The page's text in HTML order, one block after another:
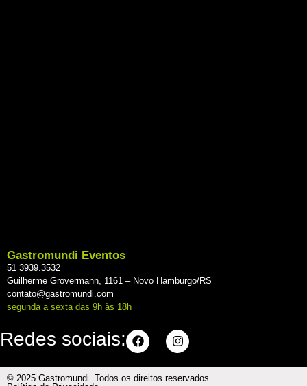
Gastromundi Eventos
51 3939.3532
Guilherme Grovermann, 1161 – Novo Hamburgo/RS
contato@gastromundi.com
segunda a sexta das 9h às 18h
Redes sociais:
© 2025 Gastromundi. Todos os direitos reservados.